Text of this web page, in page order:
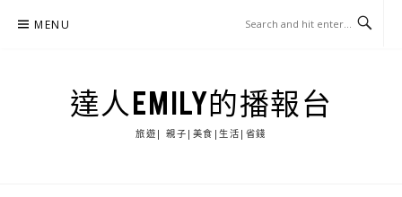
MENU
達人EMILY的播報台
旅遊| 親子|美食|生活|省錢